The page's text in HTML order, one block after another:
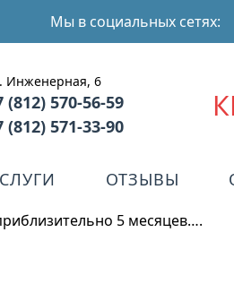
Мы в социальных сетях:
Инженерная, 6
(812) 570-56-59
(812) 571-33-90
ОТЗЫВЫ
5 месяцев….